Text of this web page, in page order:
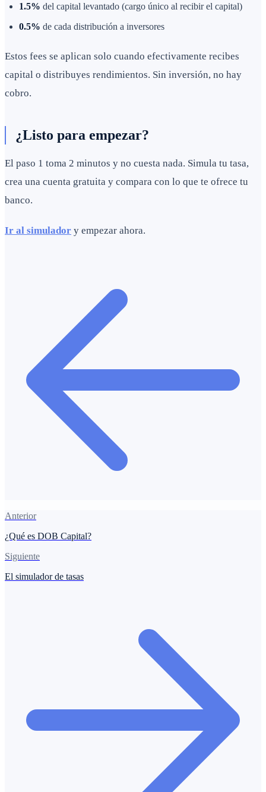
1.5% del capital levantado (cargo único al recibir el capital)
0.5% de cada distribución a inversores
Estos fees se aplican solo cuando efectivamente recibes
capital o distribuyes rendimientos. Sin inversión, no hay
cobro.
¿Listo para empezar?
El paso 1 toma 2 minutos y no cuesta nada. Simula tu tasa,
crea una cuenta gratuita y compara con lo que te ofrece tu
banco.
Ir al simulador y empezar ahora.
Anterior
¿Qué es DOB Capital?
Siguiente
El simulador de tasas